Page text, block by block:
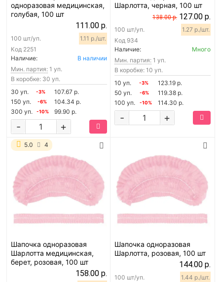
одноразовая медицинская,
голубая, 100 шт
111.00 р.
Код 2251
100 шт/уп. 1.11 р./шт.
Наличие:
В наличии
Мин. партия: 1 уп.
В коробке: 30 уп.
30 уп.
-3%
107.67 р.
150 уп.
-6%
104.34 р.
300 уп.
-10% 99.90 р.
+
-
Шарлотта, черная, 100 шт
138.00 р. 127.00 р.
Код 934
100 шт/уп. 1.27 р./шт.
Наличие:
Много
Мин. партия: 1 уп.
В коробке: 10 уп.
10 уп.
-3%
123.19 р.
50 уп.
-6%
119.38 р.
100 уп.
-10% 114.30 р.
+
-
5.0 4
Шапочка одноразовая
Шарлотта медицинская,
берет, розовая, 100 шт
158.00 р.
Шапочка одноразовая
Шарлотта, розовая, 100 шт
144.00 р.
100 шт/уп. 1.44 р./шт.